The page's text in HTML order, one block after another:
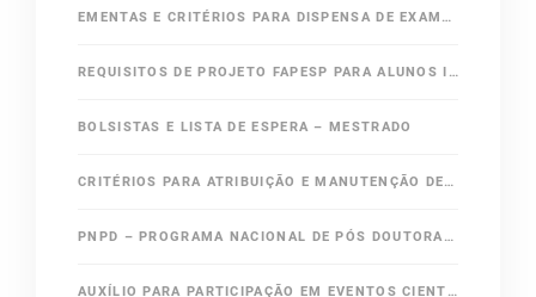
EMENTAS E CRITÉRIOS PARA DISPENSA DE EXAME DE QUALIFICAÇÃO GERAL DE DOUTORADO
REQUISITOS DE PROJETO FAPESP PARA ALUNOS INGRESSANTES DO DOUTORADO
BOLSISTAS E LISTA DE ESPERA – MESTRADO
CRITÉRIOS PARA ATRIBUIÇÃO E MANUTENÇÃO DE BOLSA
PNPD – PROGRAMA NACIONAL DE PÓS DOUTORADO / CAPES
AUXÍLIO PARA PARTICIPAÇÃO EM EVENTOS CIENTÍFICOS